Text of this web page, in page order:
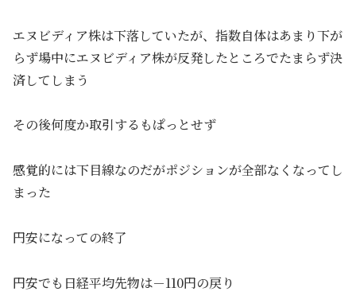
エヌビディア株は下落していたが、指数自体はあまり下が
らず場中にエヌビディア株が反発したところでたまらず決
済してしまう
その後何度か取引するもぱっとせず
感覚的には下目線なのだがポジションが全部なくなってし
まった
円安になっての終了
円安でも日経平均先物は－110円の戻り